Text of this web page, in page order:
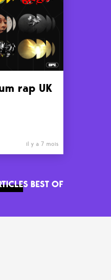
rap UK
il y a 7 mois
BEST OF